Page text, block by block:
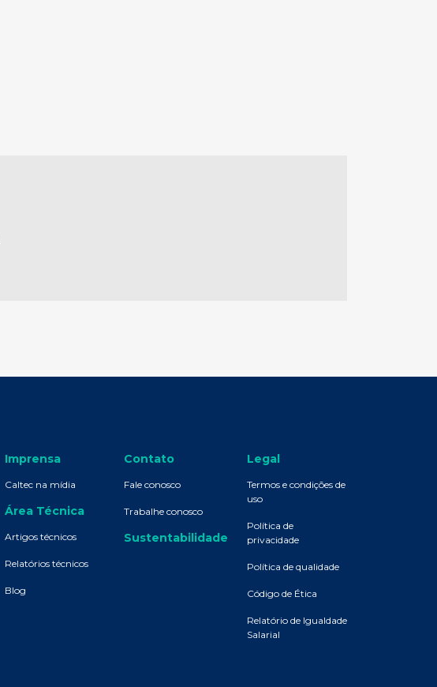
Imprensa
Caltec na mídia
Área Técnica
Artigos técnicos
Relatórios técnicos
Blog
Contato
Fale conosco
Trabalhe conosco
Sustentabilidade
Legal
Termos e condições de
uso
Política de
privacidade
Política de qualidade
Código de Ética
Relatório de Igualdade
Salarial